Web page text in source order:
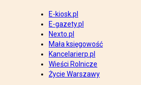
E-kiosk.pl
E-gazety.pl
Nexto.pl
Mała księgowość
Kancelarierp.pl
Wieści Rolnicze
Życie Warszawy